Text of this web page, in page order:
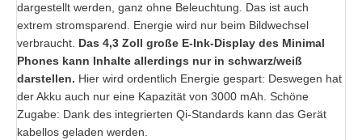
dargestellt werden, ganz ohne Beleuchtung. Das ist auch
extrem stromsparend. Energie wird nur beim Bildwechsel
verbraucht. Das 4,3 Zoll große E-Ink-Display des Minimal
Phones kann Inhalte allerdings nur in schwarz/weiß
darstellen. Hier wird ordentlich Energie gespart: Deswegen hat
der Akku auch nur eine Kapazität von 3000 mAh. Schöne
Zugabe: Dank des integrierten Qi-Standards kann das Gerät
kabellos geladen werden.